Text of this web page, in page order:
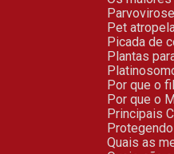
Pet
Picada
Plantas
Por que o
Por que o
Principais
Quais as